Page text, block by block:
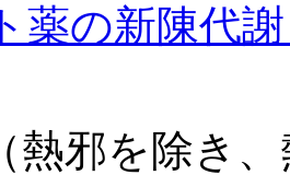
薬の新陳代
熱邪を除き